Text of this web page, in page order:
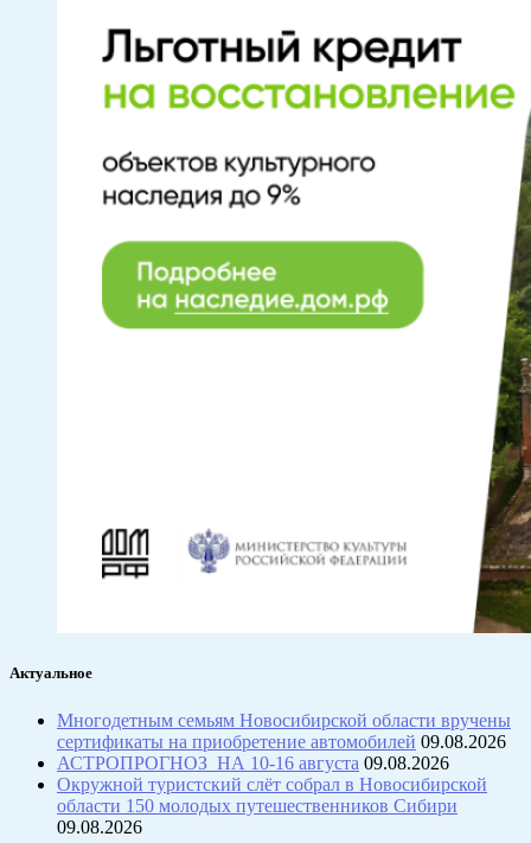
Актуальное
Многодетным семьям Новосибирской области вручены
сертификаты на приобретение автомобилей 09.08.2026
АСТРОПРОГНОЗ НА 10-16 августа 09.08.2026
Окружной туристский слёт собрал в Новосибирской
области 150 молодых путешественников Сибири
09.08.2026